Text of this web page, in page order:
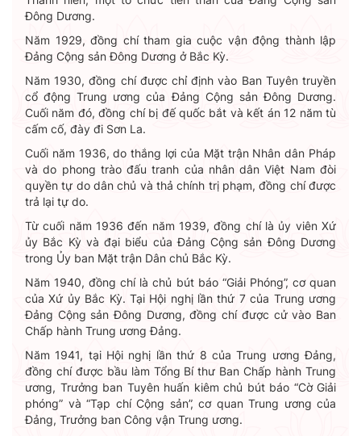
Đông Dương.
Năm 1929, đồng chí tham gia cuộc vận động thành lập
Đảng Cộng sản Đông Dương ở Bắc Kỳ.
Năm 1930, đồng chí được chỉ định vào Ban Tuyên truyền
cổ động Trung ương của Đảng Cộng sản Đông Dương.
Cuối năm đó, đồng chí bị đế quốc bắt và kết án 12 năm tù
cấm cố, đày đi Sơn La.
Cuối năm 1936, do thắng lợi của Mặt trận Nhân dân Pháp
và do phong trào đấu tranh của nhân dân Việt Nam đòi
quyền tự do dân chủ và thả chính trị phạm, đồng chí được
trả lại tự do.
Từ cuối năm 1936 đến năm 1939, đồng chí là ủy viên Xứ
ủy Bắc Kỳ và đại biểu của Đảng Cộng sản Đông Dương
trong Ủy ban Mặt trận Dân chủ Bắc Kỳ.
Năm 1940, đồng chí là chủ bút báo “Giải Phóng”, cơ quan
của Xứ ủy Bắc Kỳ. Tại Hội nghị lần thứ 7 của Trung ương
Đảng Cộng sản Đông Dương, đồng chí được cử vào Ban
Chấp hành Trung ương Đảng.
Năm 1941, tại Hội nghị lần thứ 8 của Trung ương Đảng,
đồng chí được bầu làm Tổng Bí thư Ban Chấp hành Trung
ương, Trưởng ban Tuyên huấn kiêm chủ bút báo “Cờ Giải
phóng” và “Tạp chí Cộng sản”, cơ quan Trung ương của
Đảng, Trưởng ban Công vận Trung ương.